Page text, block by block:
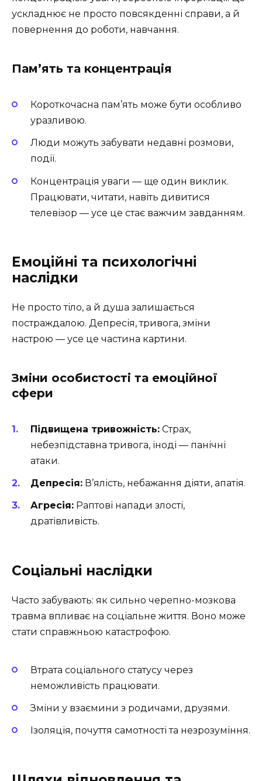
ускладнює не просто повсякденні справи, а й
повернення до роботи, навчання.
Пам’ять та концентрація
Короткочасна пам’ять може бути особливо
уразливою.
Люди можуть забувати недавні розмови,
події.
Концентрація уваги — ще один виклик.
Працювати, читати, навіть дивитися
телевізор — усе це стає важчим завданням.
Емоційні та психологічні
наслідки
Не просто тіло, а й душа залишається
постраждалою. Депресія, тривога, зміни
настрою — усе це частина картини.
Зміни особистості та емоційної
сфери
Підвищена тривожність: Страх,
небезпідставна тривога, іноді — панічні
атаки.
Депресія: В’ялість, небажання діяти, апатія.
Агресія: Раптові напади злості,
дратівливість.
Соціальні наслідки
Часто забувають: як сильно черепно-мозкова
травма впливає на соціальне життя. Воно може
стати справжньою катастрофою.
Втрата соціального статусу через
неможливість працювати.
Зміни у взаємини з родичами, друзями.
Ізоляція, почуття самотності та незрозуміння.